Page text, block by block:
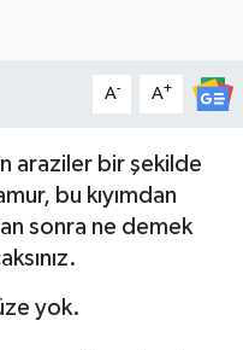
A- A+
araziler bir şekilde
bu kıyımdan
sonra ne demek
yok.